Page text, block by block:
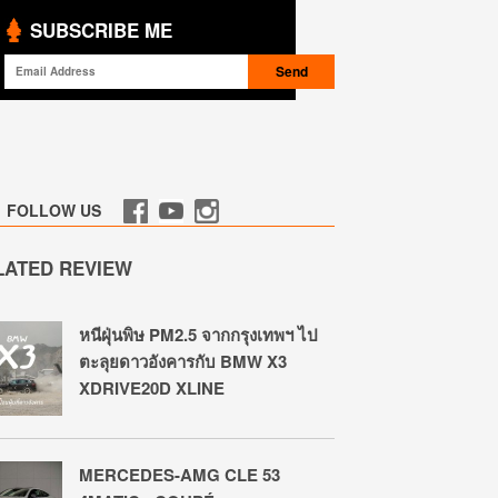
SUBSCRIBE ME
FOLLOW US
REVIEW
หนีฝุ่นพิษ PM2.5 จากกรุงเทพฯ ไป
ตะลุยดาวอังคารกับ BMW X3
XDRIVE20D XLINE
MERCEDES-AMG CLE 53